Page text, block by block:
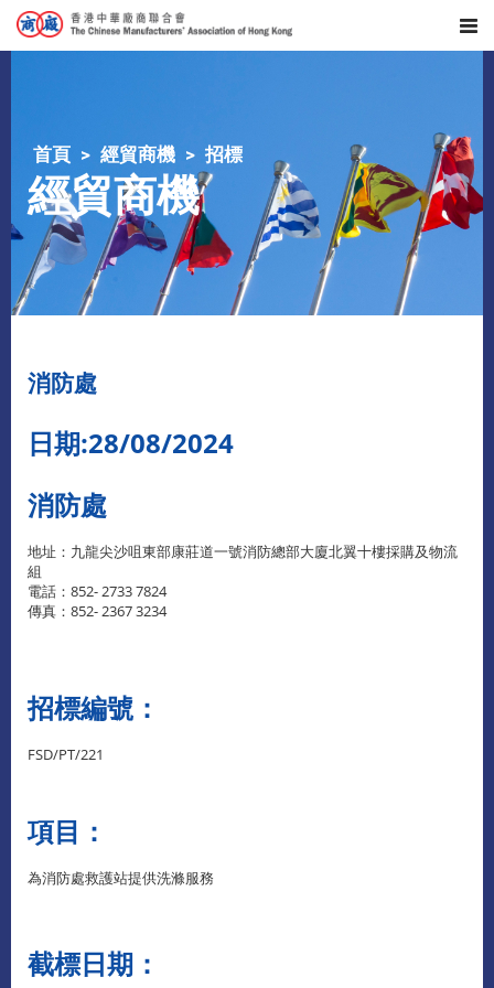
首頁 經貿商機 招標
經貿商機
消防處
日期:28/08/2024
消防處
地址：九龍尖沙咀東部康莊道一號消防總部大廈北翼十樓採購及物流
組
電話：852- 2733 7824
傳真：852- 2367 3234
招標編號：
FSD/PT/221
項目：
為消防處救護站提供洗滌服務
截標日期：